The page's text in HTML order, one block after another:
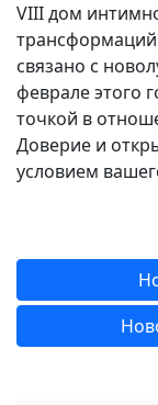
VIII дом
связано с
феврале этого
точкой в
Доверие и
условием